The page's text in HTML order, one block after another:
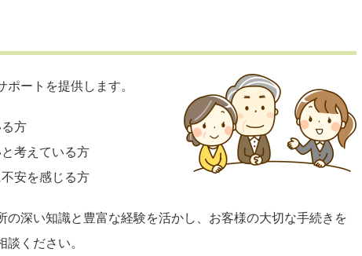
ートを提供します。
方
考えている方
安を感じる方
深い知識と豊富な経験を活かし、お客様の大切な手続きを
ください。